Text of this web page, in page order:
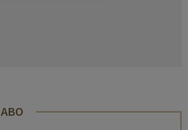
ABO